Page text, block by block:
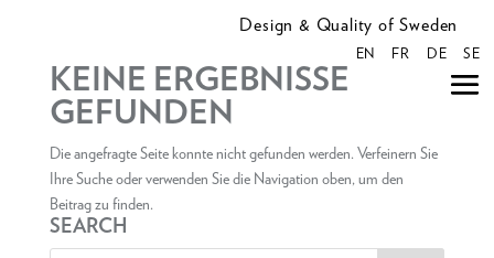
Design & Quality of Sweden
EN FR DE SE
KEINE ERGEBNISSE
GEFUNDEN
Die angefragte Seite konnte nicht gefunden werden. Verfeinern Sie
Ihre Suche oder verwenden Sie die Navigation oben, um den
Beitrag zu finden.
SEARCH